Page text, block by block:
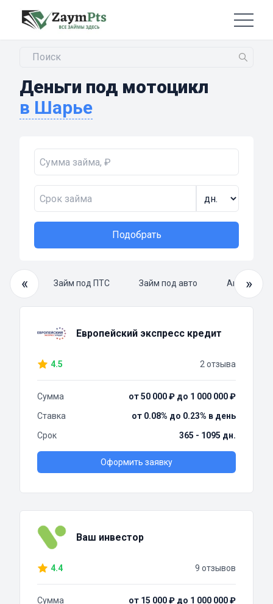
Деньги под мотоцикл
в Шарье
Подобрать
«
займ Займ под ПТС Займ под авто »
Европейский экспресс кредит
4.5 2 отзыва
Сумма
от 50 000 ₽ до 1 000 000 ₽
Ставка
от 0.08% до 0.23% в день
Срок
365 - 1095 дн.
Оформить заявку
Ваш инвестор
4.4 9 отзывов
Сумма
от 15 000 ₽ до 1 000 000 ₽